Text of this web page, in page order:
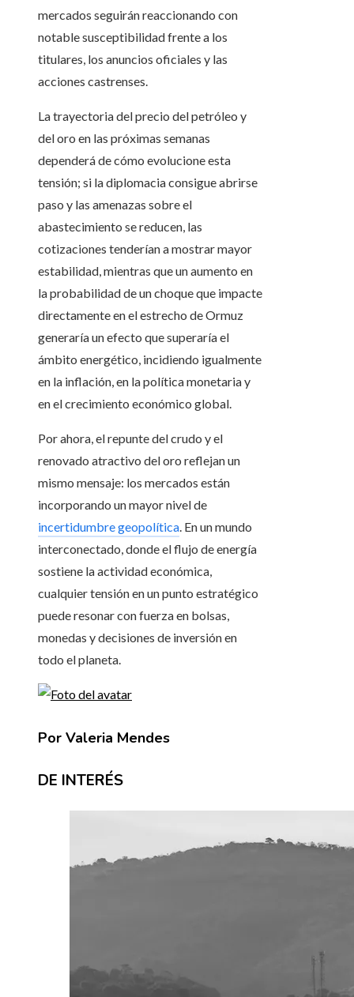
mercados seguirán reaccionando con
notable susceptibilidad frente a los
titulares, los anuncios oficiales y las
acciones castrenses.
La trayectoria del precio del petróleo y
del oro en las próximas semanas
dependerá de cómo evolucione esta
tensión; si la diplomacia consigue abrirse
paso y las amenazas sobre el
abastecimiento se reducen, las
cotizaciones tenderían a mostrar mayor
estabilidad, mientras que un aumento en
la probabilidad de un choque que impacte
directamente en el estrecho de Ormuz
generaría un efecto que superaría el
ámbito energético, incidiendo igualmente
en la inflación, en la política monetaria y
en el crecimiento económico global.
Por ahora, el repunte del crudo y el
renovado atractivo del oro reflejan un
mismo mensaje: los mercados están
incorporando un mayor nivel de
incertidumbre geopolítica. En un mundo
interconectado, donde el flujo de energía
sostiene la actividad económica,
cualquier tensión en un punto estratégico
puede resonar con fuerza en bolsas,
monedas y decisiones de inversión en
todo el planeta.
Por Valeria Mendes
DE INTERÉS